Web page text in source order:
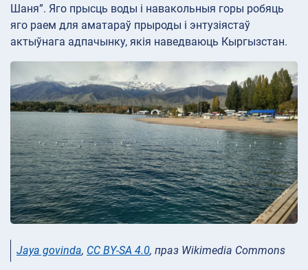
Шаня”. Яго прысць воды і навакольныя горы робяць
яго раем для аматараў прыроды і энтузіястаў
актыўнага адпачынку, якія наведваюць Кыргызстан.
Jaya govinda, CC BY-SA 4.0, праз Wikimedia Commons